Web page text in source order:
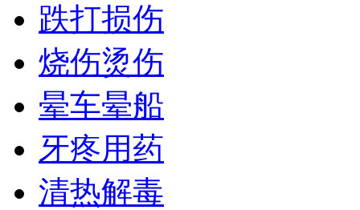
跌打损伤
烧伤烫伤
晕车晕船
牙疼用药
清热解毒